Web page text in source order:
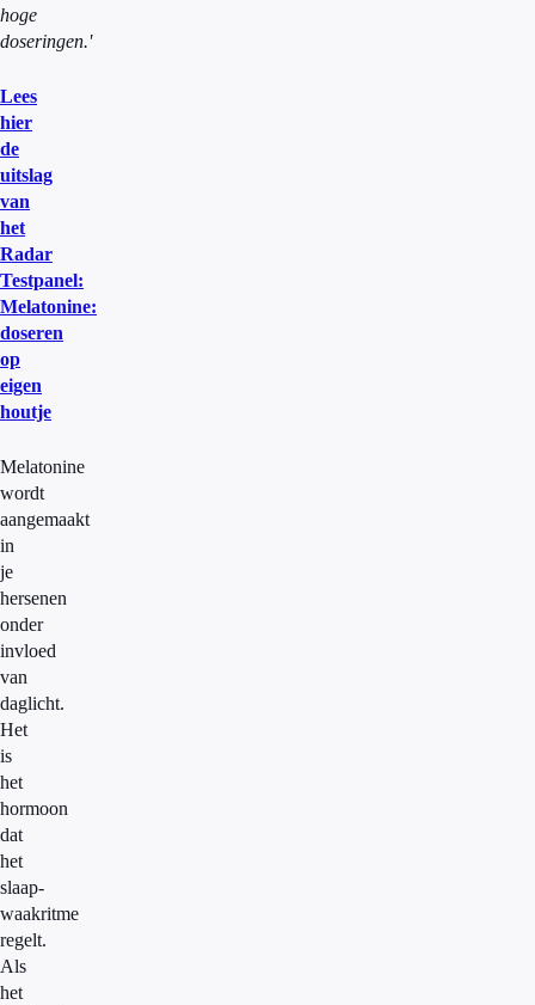
hoge
doseringen.'
Lees
hier
de
uitslag
van
het
Radar
Testpanel:
Melatonine:
doseren
op
eigen
houtje
Melatonine
wordt
aangemaakt
in
je
hersenen
onder
invloed
van
daglicht.
Het
is
het
hormoon
dat
het
slaap-
waakritme
regelt.
Als
het